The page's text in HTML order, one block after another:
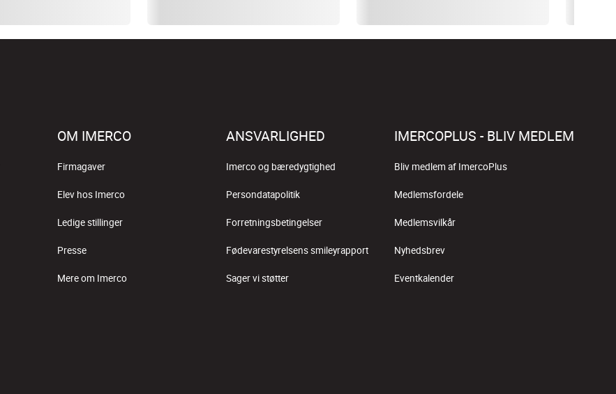
OM IMERCO
Firmagaver
Elev hos Imerco
Ledige stillinger
Presse
Mere om Imerco
ANSVARLIGHED
Imerco og bæredygtighed
Persondatapolitik
Forretningsbetingelser
Fødevarestyrelsens smileyrapport
Sager vi støtter
IMERCOPLUS - BLIV MEDLEM
Bliv medlem af ImercoPlus
Medlemsfordele
Medlemsvilkår
Nyhedsbrev
Eventkalender